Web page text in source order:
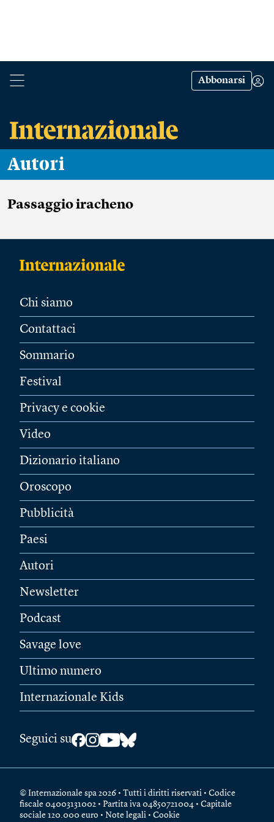
Abbonarsi
Autori
Passaggio iracheno
Chi siamo
Contattaci
Sommario
Festival
Privacy e cookie
Video
Dizionario italiano
Oroscopo
Pubblicità
Paesi
Autori
Newsletter
Podcast
Savage love
Ultimo numero
Internazionale Kids
Seguici su
© Internazionale spa 2026 • Tutti i diritti riservati • Codice
fiscale 04003131002 • Partita iva 04850721004 • Capitale
sociale 120.000 euro • Note legali • Cookie